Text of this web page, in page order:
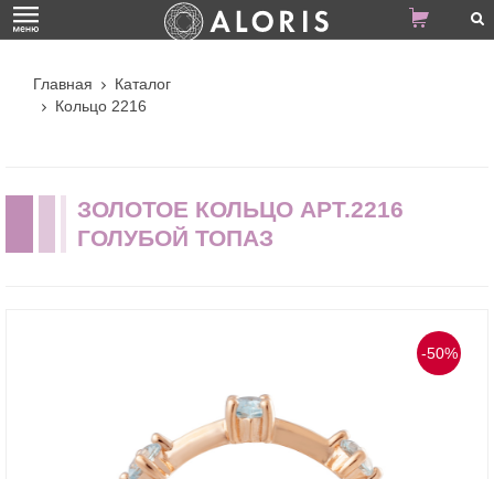
Главная
Каталог
Кольцо 2216
ЗОЛОТОЕ КОЛЬЦО АРТ.2216
ГОЛУБОЙ ТОПАЗ
-50%